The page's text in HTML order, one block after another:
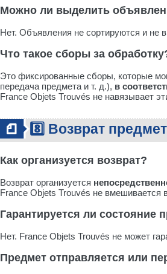
Можно ли выделить
Нет. Объявления не сортируются и не
Что такое сборы за
Это фиксированные сборы, которые
передача предмета и т. д.), в
France Objets Trouvés не навязывает
8️⃣ Возврат
Как организуется возврат?
Возврат организуется
France Objets Trouvés не вмешивается
Гарантируется ли состояние
Нет. France Objets Trouvés не может
Предмет отправляется или